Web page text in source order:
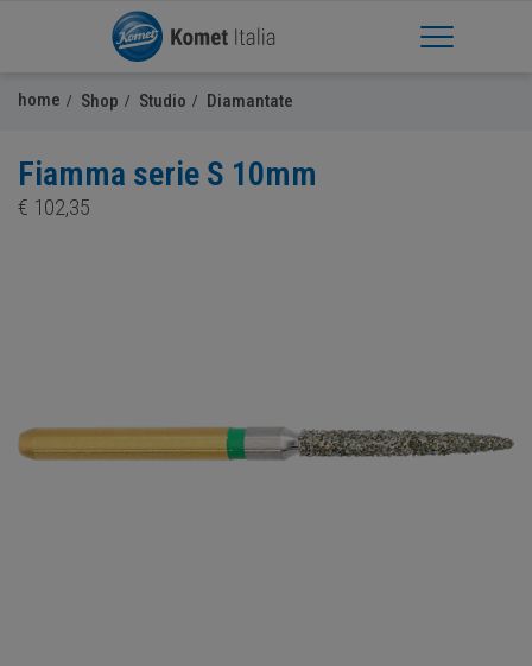
Apri Menu
home Shop Studio Diamantate
Fiamma serie S 10mm
€ 102,35